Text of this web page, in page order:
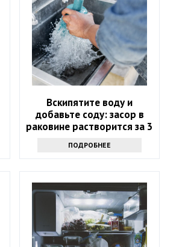
Вскипятите воду и
добавьте соду: засор в
раковине растворится за 3
ПОДРОБНЕЕ